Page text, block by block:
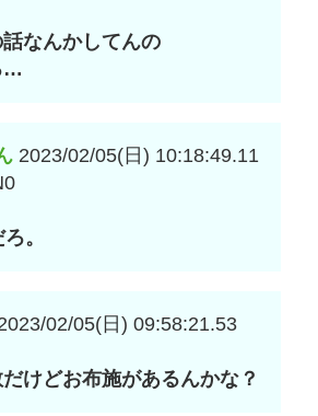
なんかしてんの
…
2023/02/05(日) 10:18:49.11
。
02/05(日) 09:58:21.53
けどお布施があるんかな？